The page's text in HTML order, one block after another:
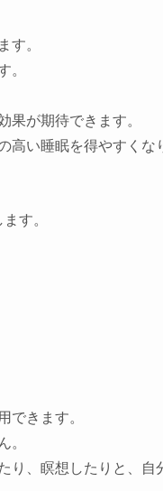
す。
。
果が期待できます。
高い睡眠を得やすくな
す。
できます。
。
り、瞑想したりと、自